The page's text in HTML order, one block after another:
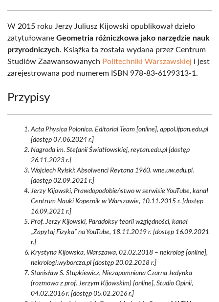
W 2015 roku Jerzy Juliusz Kijowski opublikował dzieło
zatytułowane Geometria różniczkowa jako narzędzie nauk
przyrodniczych. Książka ta została wydana przez Centrum
Studiów Zaawansowanych Politechniki Warszawskiej i jest
zarejestrowana pod numerem ISBN 978-83-6199313-1.
Przypisy
Acta Physica Polonica. Editorial Team [online], appol.ifpan.edu.pl
[dostęp 07.06.2024 r.]
Nagroda im. Stefanii Światłowskiej, reytan.edu.pl [dostęp
26.11.2023 r.]
Wojciech Rylski: Absolwenci Reytana 1960. wne.uw.edu.pl.
[dostęp 02.09.2021 r.]
Jerzy Kijowski, Prawdopodobieństwo w serwisie YouTube, kanał
Centrum Nauki Kopernik w Warszawie, 10.11.2015 r. [dostęp
16.09.2021 r.]
Prof. Jerzy Kijowski, Paradoksy teorii względności, kanał
„Zapytaj Fizyka” na YouTube, 18.11.2019 r. [dostęp 16.09.2021
r.]
Krystyna Kijowska, Warszawa, 02.02.2018 – nekrolog [online],
nekrologi.wyborcza.pl [dostęp 20.02.2018 r.]
Stanisław S. Stupkiewicz, Niezapomniana Czarna Jedynka
(rozmowa z prof. Jerzym Kijowskim) [online], Studio Opinii,
04.02.2016 r. [dostęp 05.02.2016 r.]